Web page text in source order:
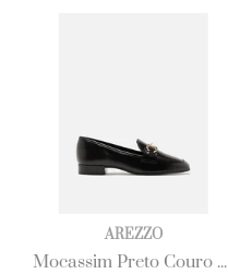
AREZZO
Mocassim Preto Couro Salto Baixo Bloco Bridão